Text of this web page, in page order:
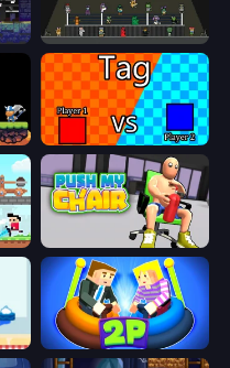
Time to Fight
2 Player Tag
Push My Chair
Ragdoll Arena 2 Player